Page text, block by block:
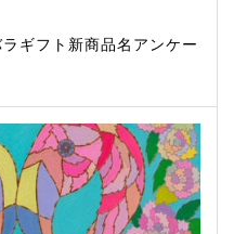
ギフト新商品名アンケー